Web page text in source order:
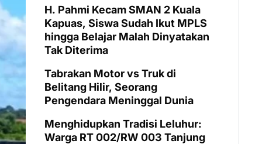
H. Pahmi Kecam SMAN 2 Kuala
Kapuas, Siswa Sudah Ikut MPLS
hingga Belajar Malah Dinyatakan
Tak Diterima
Tabrakan Motor vs Truk di
Belitang Hilir, Seorang
Pengendara Meninggal Dunia
Menghidupkan Tradisi Leluhur:
Warga RT 002/RW 003 Tanjung